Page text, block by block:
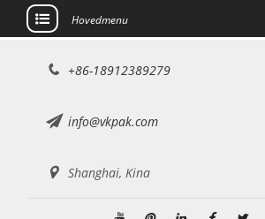
Hovedmenu
+86-18912389279
info@vkpak.com
Shanghai, Kina